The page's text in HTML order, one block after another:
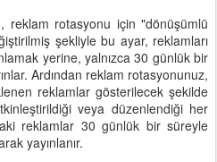
reklam rotasyonu için "dönüşümlü
şekliyle bu ayar, reklamları
yerine, yalnızca 30 günlük bir
Ardından reklam rotasyonunuz,
reklamlar gösterilecek şekilde
veya düzenlendiği her
reklamlar 30 günlük bir süreyle
yayınlanır.